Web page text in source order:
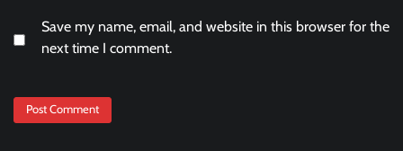
Save my name, email, and website in this browser for the
next time I comment.